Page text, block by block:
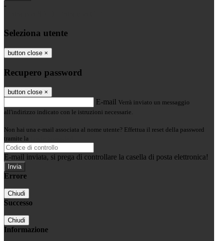
-
Seleziona utente
button close ×
Recupero password
button close ×
E-mail Verrà inviato un messaggio
all'indirizzo indicato con le istruzioni necessarie.
Non hai una e-mail associata al nome utente? Effettua il reset della password
tramite la
E-mail inviata, si prega di controllare la casella di posta elettronica!
Errore
Chiudi
Successo
Chiudi
Informazione